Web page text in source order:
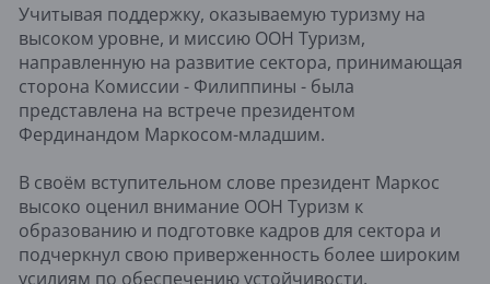
Учитывая поддержку, оказываемую туризму на
высоком уровне, и миссию ООН Туризм,
направленную на развитие сектора, принимающая
сторона Комиссии - Филиппины - была
представлена на встрече президентом
Фердинандом Маркосом-младшим.
В своём вступительном слове президент Маркос
высоко оценил внимание ООН Туризм к
образованию и подготовке кадров для сектора и
подчеркнул свою приверженность более широким
усилиям по обеспечению устойчивости.